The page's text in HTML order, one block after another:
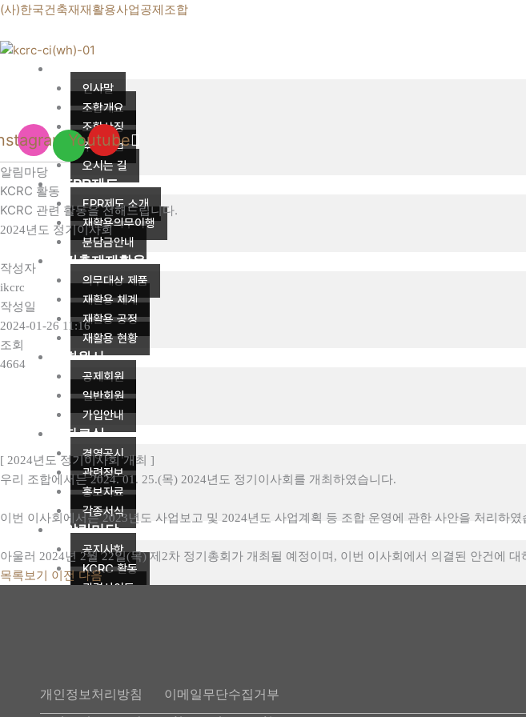
콘
츠
기
(사)한국건축재재활용사업공제조합
조합소개
인사말
조합개요
조합상징
주요사업
오시는 길
EPR제도
EPR제도 소개
재활용의무이행
분담금안내
건축재재활용
의무대상 제품
재활용 체계
재활용 공정
재활용 현황
회원사
공제회원
일반회원
가입안내
자료실
경영공시
관련정보
홍보자료
각종서식
알림마당
공지사항
KCRC 활동
관련사이트
Youtube
알림마당
KCRC 활동
KCRC 관련 활동을 전해드립니다.
2024년도 정기이사회
작성자
ikcrc
작성일
2024-01-26 11:16
조회
4664
[ 2024년도 정기이사회 개최 ]
우리 조합에서는 2024. 01. 25.(목) 2024년도 정기이사회를 개최하였습니다.
이번 이사회에서는 2023년도 사업보고 및 2024년도 사업계획 등 조합 운영에 관한 사안을 처리하였
아울러 2024년 2월 22일(목) 제2차 정기총회가 개최될 예정이며, 이번 이사회에서 의결된 안건에
목록보기
이전 다음
개인정보처리방침 이메일무단수집거부